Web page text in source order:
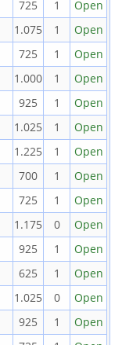
725 1
Open
1.075 1
Open
725 1
Open
1.000 1
Open
925 1
Open
1.025 1
Open
1.225 1
Open
700 1
Open
725 1
Open
1.175 0
Open
925 1
Open
625 1
Open
1.025 0
Open
925 1
Open